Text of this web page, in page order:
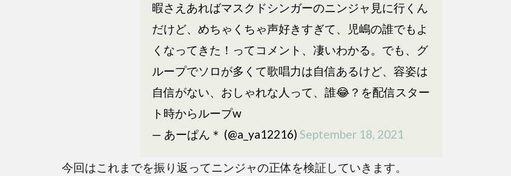
暇さえあればマスクドシンガーのニンジャ見に行くん
だけど、めちゃくちゃ声好きすぎて、児嶋の誰でもよ
くなってきた！ってコメント、凄いわかる。でも、グ
ループでソロが多くて歌唱力は自信あるけど、容姿は
自信がない、おしゃれな人って、誰😂？を配信スター
ト時からループw
— あーぱん＊ (@a_ya12216) September 18, 2021
今回はこれまでを振り返ってニンジャの正体を検証していきます。